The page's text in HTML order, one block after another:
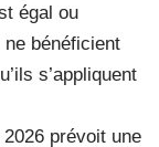
égal ou
bénéficient
s’appliquent
2026 prévoit une